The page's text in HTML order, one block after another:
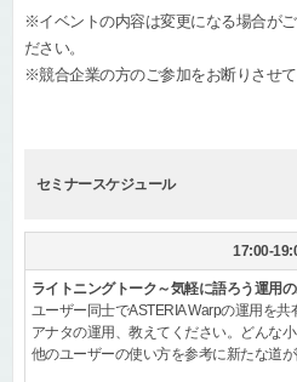
※イベントの内容は変更になる場合が
ださい。
※競合企業の方のご参加をお断りさせて
セミナースケジュール
17:00-
ライトニングトーク～気軽に語ろう運用
ユーザー同士でASTERIA Warpの運用を共
アナタの運用、教えてください。どんな
他のユーザーの使い方を参考に新たな道